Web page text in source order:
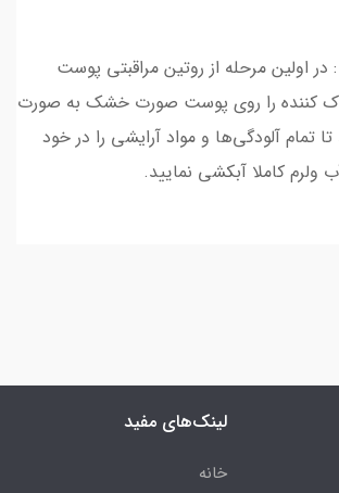
اولین مرحله از روتین مراقبتی پوست
پاک کننده را روی پوست صورت خشک به صورت
تمام آلودگی‌ها و مواد آرایشی را در خود
کاملا آبکشی نمایید.
لینک‌های مفید
خانه